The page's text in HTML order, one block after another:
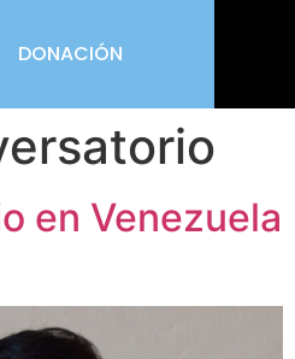
DONACIÓN
en Venezuela